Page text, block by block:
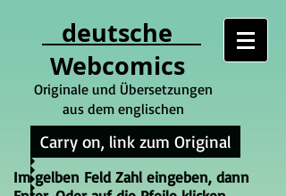
deutsche
Webcomics
Originale und Übersetzungen
aus dem englischen
Carry on, link zum Original
Im gelben Feld Zahl eingeben, dann